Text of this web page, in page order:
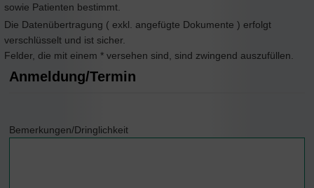
sowie Patienten bestimmt.
Die Datenübertragung ( exkl. angefügte Dokumente ) erfolgt
verschlüsselt und ist sicher.
Felder, die mit einem * versehen sind, sind zwingend auszufüllen.
Anmeldung/Termin
Bemerkungen/Dringlichkeit